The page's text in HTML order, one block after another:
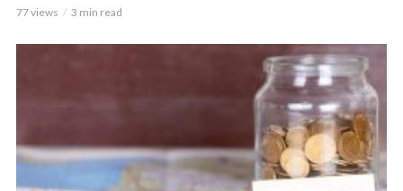
77 views 3 min read